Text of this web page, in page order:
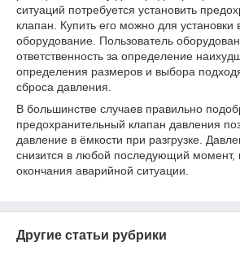
ситуаций потребуется установить
клапан. Купить его можно для установки
оборудование. Пользователь
ответственность за определение
определения размеров и выбора
сброса давления.
В большинстве случаев правильно
предохранительный клапан давления
давление в ёмкости при разгрузке.
снизится в любой последующий момент,
окончания аварийной ситуации.
Другие статьи рубрики